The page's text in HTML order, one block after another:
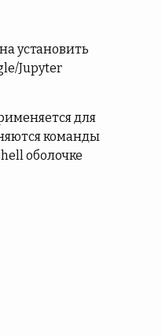
установить
Jupyter
для
команды
оболочке